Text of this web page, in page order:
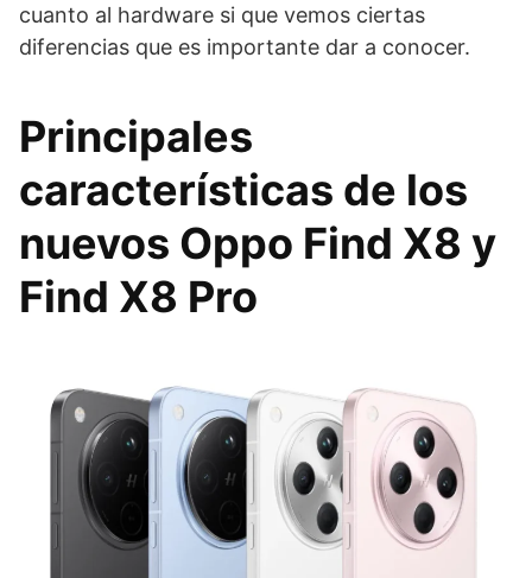
cuanto al hardware si que vemos ciertas
diferencias que es importante dar a conocer.
Principales
características de los
nuevos Oppo Find X8 y
Find X8 Pro